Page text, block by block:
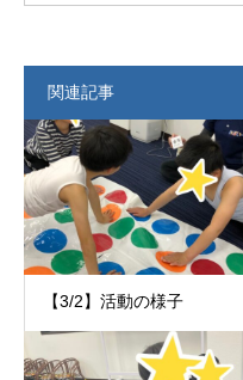
関連記事
【3/2】活動の様子